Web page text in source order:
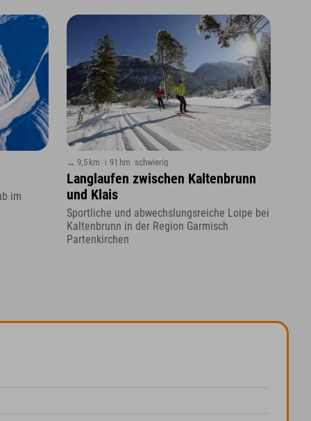
im
↔ 9,5 km ↕ 91 hm schwierig
Langlaufen zwischen Kaltenbrunn
und Klais
Sportliche und abwechslungsreiche Loipe bei
Kaltenbrunn in der Region Garmisch
Partenkirchen